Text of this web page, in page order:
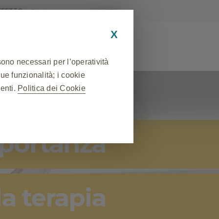
RISORSE UTILI
terapia
X
necessari per l’operatività
funzionalità; i cookie
Politica dei Cookie
durante una visita al
cookie vengono impostati in
delle preferenze sulla privacy,
cookie, ma alcune parti del